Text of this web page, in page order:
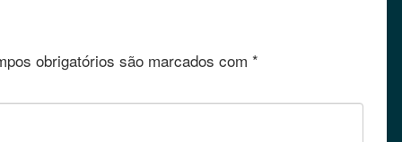
obrigatórios são marcados com *